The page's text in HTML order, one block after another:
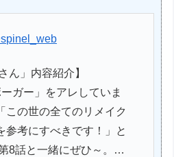
ん」内容紹介】
ガー」をアレしていま
この世の全てのリメイク
参考にすべきです！」と
8話と一緒にぜひ～。…